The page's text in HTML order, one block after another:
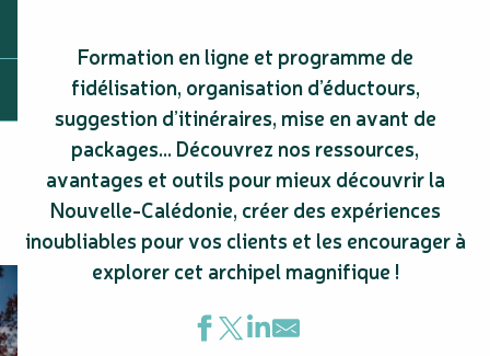
Formation en ligne et programme de
fidélisation, organisation d’éductours,
suggestion d’itinéraires, mise en avant de
packages… Découvrez nos ressources,
avantages et outils pour mieux découvrir la
Nouvelle-Calédonie, créer des expériences
inoubliables pour vos clients et les encourager à
explorer cet archipel magnifique !